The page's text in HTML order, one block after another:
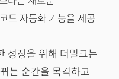
드 자동화 기능을 제공
성장을 위해 더밀크는
는 순간을 목격하고